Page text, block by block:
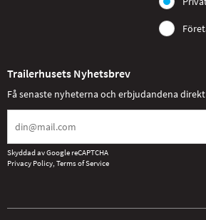
Trailerhusets Nyhetsbrev
Få senaste nyheterna och erbjudandena
Skyddad av Google reCAPTCHA
Privacy Policy, Terms of Service